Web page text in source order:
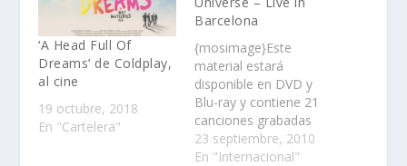
‘A Head Full Of
Dreams’ de Coldplay,
al cine
19 octubre, 2018
En "Cartelera"
Barcelona
{mosimage}Este
material estará
disponible en DVD y
Blu-ray y contiene 21
canciones grabadas
durante las
presentaciones que
23 septiembre, 2010
En "Internacional"